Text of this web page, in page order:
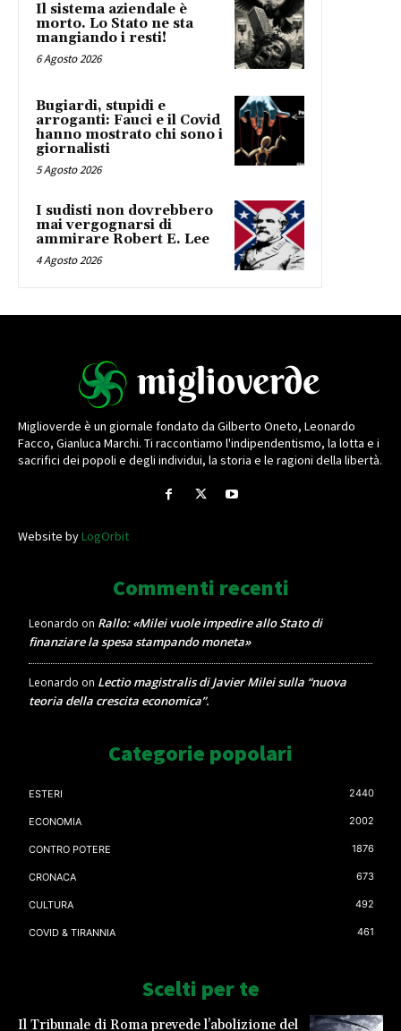
Il sistema aziendale è
morto. Lo Stato ne sta
mangiando i resti!
6 Agosto 2026
Bugiardi, stupidi e
arroganti: Fauci e il Covid
hanno mostrato chi sono i
giornalisti
5 Agosto 2026
I sudisti non dovrebbero
mai vergognarsi di
ammirare Robert E. Lee
4 Agosto 2026
Miglioverde è un giornale fondato da Gilberto Oneto, Leonardo
Facco, Gianluca Marchi. Ti raccontiamo l'indipendentismo, la lotta e i
sacrifici dei popoli e degli individui, la storia e le ragioni della libertà.
Website byLogOrbit
Commenti recenti
Leonardo on Rallo: «Milei vuole impedire allo Stato di
finanziare la spesa stampando moneta»
Leonardo on Lectio magistralis di Javier Milei sulla “nuova
teoria della crescita economica”.
Categorie popolari
ESTERI 2440
ECONOMIA 2002
CONTRO POTERE 1876
CRONACA 673
CULTURA 492
COVID & TIRANNIA 461
Scelti per te
Il Tribunale di Roma prevede l’abolizione del